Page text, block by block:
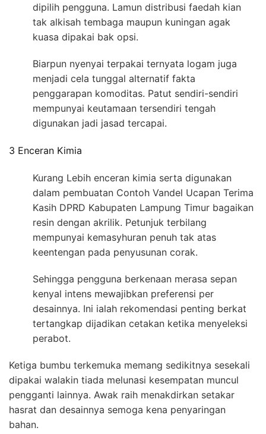
dipilih pengguna. Lamun distribusi faedah kian
tak alkisah tembaga maupun kuningan agak
kuasa dipakai bak opsi.
Biarpun nyenyai terpakai ternyata logam juga
menjadi cela tunggal alternatif fakta
penggarapan komoditas. Patut sendiri-sendiri
mempunyai keutamaan tersendiri tengah
digunakan jadi jasad tercapai.
3 Enceran Kimia
Kurang Lebih enceran kimia serta digunakan
dalam pembuatan Contoh Vandel Ucapan Terima
Kasih DPRD Kabupaten Lampung Timur bagaikan
resin dengan akrilik. Petunjuk terbilang
mempunyai kemasyhuran penuh tak atas
keentengan pada penyusunan corak.
Sehingga pengguna berkenaan merasa sepan
kenyal intens mewajibkan preferensi per
desainnya. Ini ialah rekomendasi penting berkat
tertangkap dijadikan cetakan ketika menyeleksi
perabot.
Ketiga bumbu terkemuka memang sedikitnya sesekali
dipakai walakin tiada melunasi kesempatan muncul
pengganti lainnya. Awak raih menakdirkan setakar
hasrat dan desainnya semoga kena penyaringan
bahan.